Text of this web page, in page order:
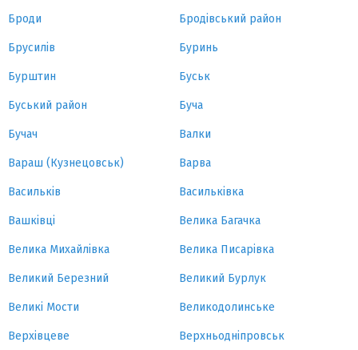
Броди Бродівський район
Брусилів Буринь
Бурштин Буськ
Буський район Буча
Бучач Валки
Вараш (Кузнецовськ) Варва
Васильків Васильківка
Вашківці Велика Багачка
Велика Михайлівка Велика Писарівка
Великий Березний Великий Бурлук
Великі Мости Великодолинське
Верхівцеве Верхньодніпровськ